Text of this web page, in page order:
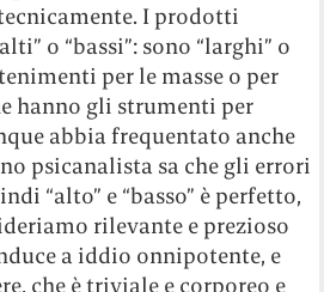
I prodotti
o “bassi”: sono “larghi” o
per le masse o per
hanno gli strumenti per
abbia frequentato anche
psicanalista sa che gli errori
“alto” e “basso” è perfetto,
rilevante e prezioso
a iddio onnipotente, e
che è triviale e corporeo e